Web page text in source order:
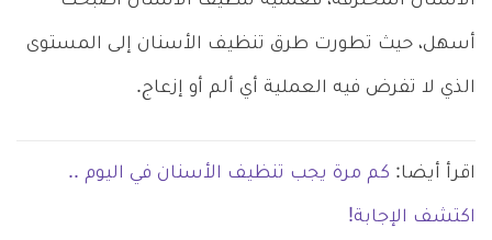
أسهل، حيث تطورت طرق تنظيف الأسنان إلى المستوى
الذي لا تفرض فيه العملية أي ألم أو إزعاج.
اقرأ أيضا: كم مرة يجب تنظيف الأسنان في اليوم ..
اكتشف الإجابة!